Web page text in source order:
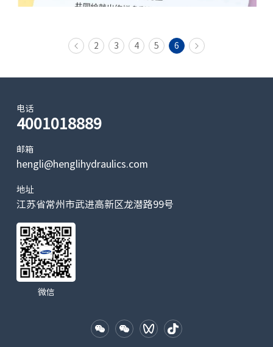
2 3 4 5 6
电话
4001018889
邮箱
hengli@henglihydraulics.com
地址
江苏省常州市武进高新区龙潜路99号
微信